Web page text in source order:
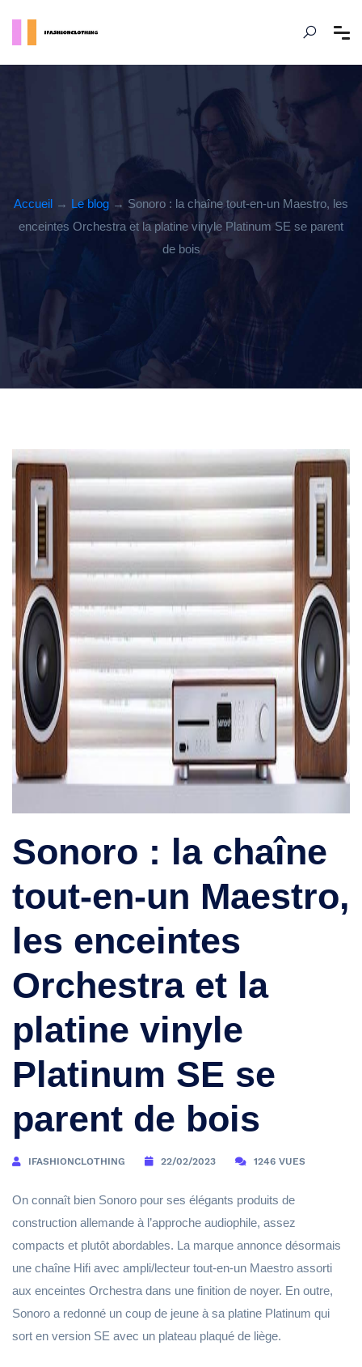
Accueil → Le blog → Sonoro : la chaîne tout-en-un Maestro, les
enceintes Orchestra et la platine vinyle Platinum SE se parent
de bois
Sonoro : la chaîne
tout-en-un Maestro,
les enceintes
Orchestra et la
platine vinyle
Platinum SE se
parent de bois
IFASHIONCLOTHING 22/02/2023 1246 VUES
On connaît bien Sonoro pour ses élégants produits de
construction allemande à l’approche audiophile, assez
compacts et plutôt abordables. La marque annonce désormais
une chaîne Hifi avec ampli/lecteur tout-en-un Maestro assorti
aux enceintes Orchestra dans une finition de noyer. En outre,
Sonoro a redonné un coup de jeune à sa platine Platinum qui
sort en version SE avec un plateau plaqué de liège.